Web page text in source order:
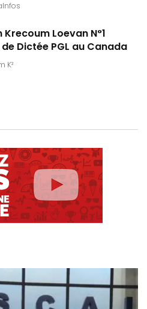
Krecoum Loevan N°1
Dictée PGL au Canada
K²